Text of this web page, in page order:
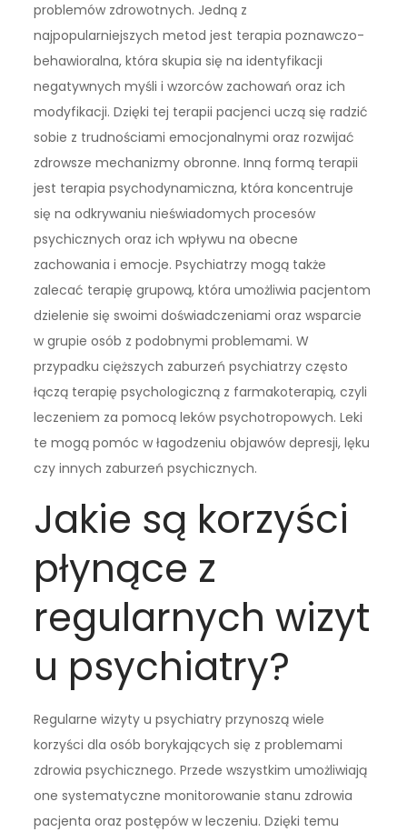
problemów zdrowotnych. Jedną z
najpopularniejszych metod jest terapia poznawczo-
behawioralna, która skupia się na identyfikacji
negatywnych myśli i wzorców zachowań oraz ich
modyfikacji. Dzięki tej terapii pacjenci uczą się radzić
sobie z trudnościami emocjonalnymi oraz rozwijać
zdrowsze mechanizmy obronne. Inną formą terapii
jest terapia psychodynamiczna, która koncentruje
się na odkrywaniu nieświadomych procesów
psychicznych oraz ich wpływu na obecne
zachowania i emocje. Psychiatrzy mogą także
zalecać terapię grupową, która umożliwia pacjentom
dzielenie się swoimi doświadczeniami oraz wsparcie
w grupie osób z podobnymi problemami. W
przypadku cięższych zaburzeń psychiatrzy często
łączą terapię psychologiczną z farmakoterapią, czyli
leczeniem za pomocą leków psychotropowych. Leki
te mogą pomóc w łagodzeniu objawów depresji, lęku
czy innych zaburzeń psychicznych.
Jakie są korzyści
płynące z
regularnych wizyt
u psychiatry?
Regularne wizyty u psychiatry przynoszą wiele
korzyści dla osób borykających się z problemami
zdrowia psychicznego. Przede wszystkim umożliwiają
one systematyczne monitorowanie stanu zdrowia
pacjenta oraz postępów w leczeniu. Dzięki temu